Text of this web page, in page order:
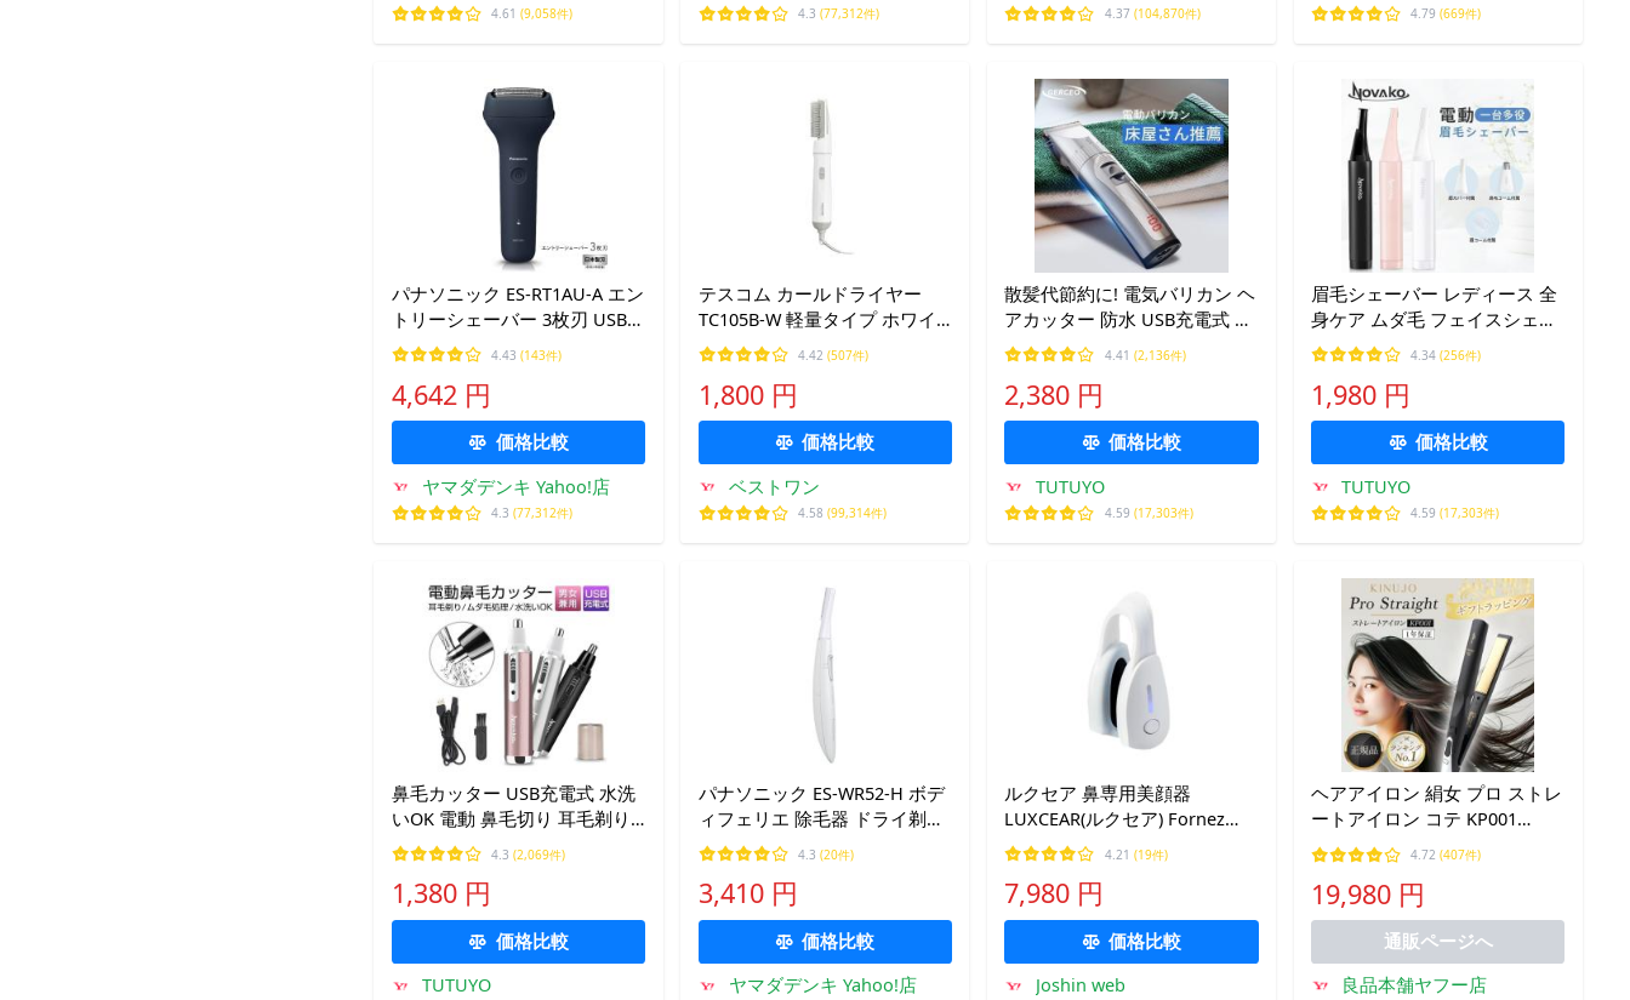
4.61 (9,058件) 4.3 (77,312件) 4.37 (104,870件) 4.79 (669件)
パナソニック ES-RT1AU-A エン
トリーシェーバー 3枚刃 USB充
電タイプ ダークネイビー
4.43 (143件)
4,642 円
価格比較
ヤマダデンキ Yahoo!店
4.3 (77,312件)
テスコム カールドライヤー
TC105B-W 軽量タイプ ホワイ
ト くるくるドライヤー ブラシ
ドライヤー
4.42 (507件)
1,800 円
価格比較
ベストワン
4.58 (99,314件)
散髪代節約に! 電気バリカン ヘ
アカッター 防水 USB充電式 ヘ
アカッター コードレス
1200mAh LEDディスプレイ表
示 4種 自動研磨式 アタッチメ
ント付き
4.41 (2,136件)
2,380 円
価格比較
TUTUYO
4.59 (17,303件)
眉毛シェーバー レディース 全
身ケア ムダ毛 フェイスシェー
バー 女性用 一台多役 鼻毛バリ
カン 高性能 電動シェーバー
USB充電式 コードレス IPX7防
水
4.34 (256件)
1,980 円
価格比較
TUTUYO
4.59 (17,303件)
鼻毛カッター USB充電式 水洗
いOK 電動 鼻毛切り 耳毛剃り
鼻毛シェーバー エチケットカ
ッター 耳毛カッター メンズ レ
ディース 処理 男性用 女性用
4.3 (2,069件)
1,380 円
価格比較
TUTUYO
パナソニック ES-WR52-H ボデ
ィフェリエ 除毛器 ドライ剃り
タイプ グレー4.3 (20件)
3,410 円
価格比較
ヤマダデンキ Yahoo!店
ルクセア 鼻専用美顔器
LUXCEAR(ルクセア) Fornez
PRO(フォーネスプロ) CS2420-
0000-100 返品種別A
4.21 (19件)
7,980 円
価格比較
Joshin web
ヘアアイロン 絹女 プロ ストレ
ートアイロン コテ KP001
KINUJO pro straight iron 業務
用 キヌージョ きぬじょ 絹女プ
ロ きにゅーじょ 正規 シルクプ
レート
4.72 (407件)
19,980 円
通販ページへ
良品本舗ヤフー店